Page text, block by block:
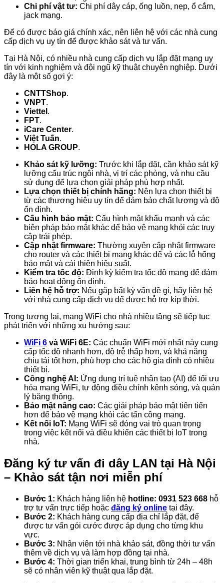
Chi phí vật tư: Chi phí dây cáp, ống luồn, nẹp, ổ cắm,
jack mạng.
Để có được báo giá chính xác, nên liên hệ với các nhà cung
cấp dịch vụ uy tín để được khảo sát và tư vấn.
Tại Hà Nội, có nhiều nhà cung cấp dịch vụ lắp đặt mạng uy
tín với kinh nghiệm và đội ngũ kỹ thuật chuyên nghiệp. Dưới
đây là một số gợi ý:
CNTTShop.
VNPT.
Viettel .
FPT.
iCare Center.
Việt Tuấn.
HOLA GROUP.
Khảo sát kỹ lưỡng: Trước khi lắp đặt, cần khảo sát kỹ
lưỡng cấu trúc ngôi nhà, vị trí các phòng, và nhu cầu
sử dụng để lựa chọn giải pháp phù hợp nhất.
Lựa chọn thiết bị chính hãng: Nên lựa chọn thiết bị
từ các thương hiệu uy tín để đảm bảo chất lượng và độ
ổn định.
Cấu hình bảo mật: Cấu hình mật khẩu mạnh và các
biện pháp bảo mật khác để bảo vệ mạng khỏi các truy
cập trái phép.
Cập nhật firmware: Thường xuyên cập nhật firmware
cho router và các thiết bị mạng khác để vá các lỗ hổng
bảo mật và cải thiện hiệu suất.
Kiểm tra tốc độ: Định kỳ kiểm tra tốc độ mạng để đảm
bảo hoạt động ổn định.
Liên hệ hỗ trợ: Nếu gặp bất kỳ vấn đề gì, hãy liên hệ
với nhà cung cấp dịch vụ để được hỗ trợ kịp thời.
Trong tương lai, mạng WiFi cho nhà nhiều tầng sẽ tiếp tục
phát triển với những xu hướng sau:
WiFi 6 và WiFi 6E: Các chuẩn WiFi mới nhất này cung
cấp tốc độ nhanh hơn, độ trễ thấp hơn, và khả năng
chịu tải tốt hơn, phù hợp cho các hộ gia đình có nhiều
thiết bị.
Công nghệ AI: Ứng dụng trí tuệ nhân tạo (AI) để tối ưu
hóa mạng WiFi, tự động điều chỉnh kênh sóng, và quản
lý băng thông.
Bảo mật nâng cao: Các giải pháp bảo mật tiên tiến
hơn để bảo vệ mạng khỏi các tấn công mạng.
Kết nối IoT: Mạng WiFi sẽ đóng vai trò quan trọng
trong việc kết nối và điều khiển các thiết bị IoT trong
nhà.
Đăng ký tư vấn đi dây LAN tại Hà Nội
– Khảo sát tận nơi miễn phí
Bước 1: Khách hàng liên hệ hotline: 0931 523 668 hỗ
trợ tư vấn trực tiếp hoặc đăng ký online tại đây.
Bước 2: Khách hàng cung cấp địa chỉ lắp đặt, để
được tư vấn gói cước được áp dụng cho từng khu
vực.
Bước 3: Nhân viên tới nhà khảo sát, đồng thời tư vấn
thêm về dịch vụ và làm hợp đồng tại nhà.
Bước 4: Thời gian triển khai, trung bình từ 24h – 48h
sẽ có nhân viên kỹ thuật qua lắp đặt.